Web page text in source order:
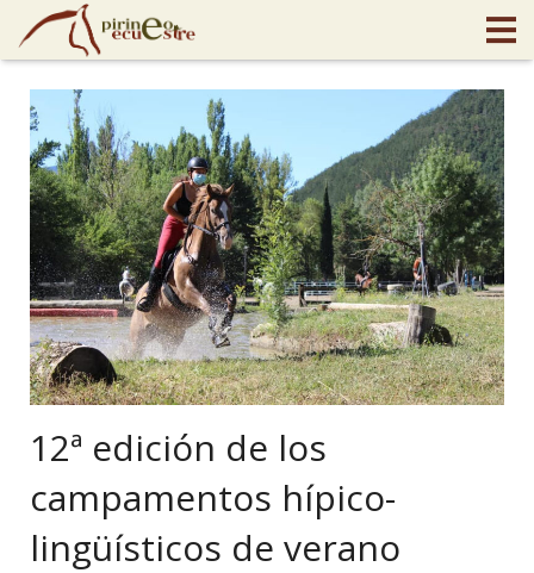
12ª edición de los
campamentos hípico-
lingüísticos de verano